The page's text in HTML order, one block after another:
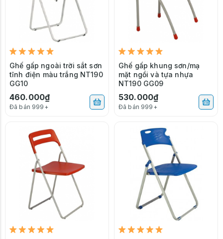
Ghế gấp ngoài trời sắt sơn
tĩnh điện màu trắng NT190
GG10
460.000₫
Đã bán 999+
Ghế gấp khung sơn/mạ
mặt ngồi và tựa nhựa
NT190 GG09
530.000₫
Đã bán 999+